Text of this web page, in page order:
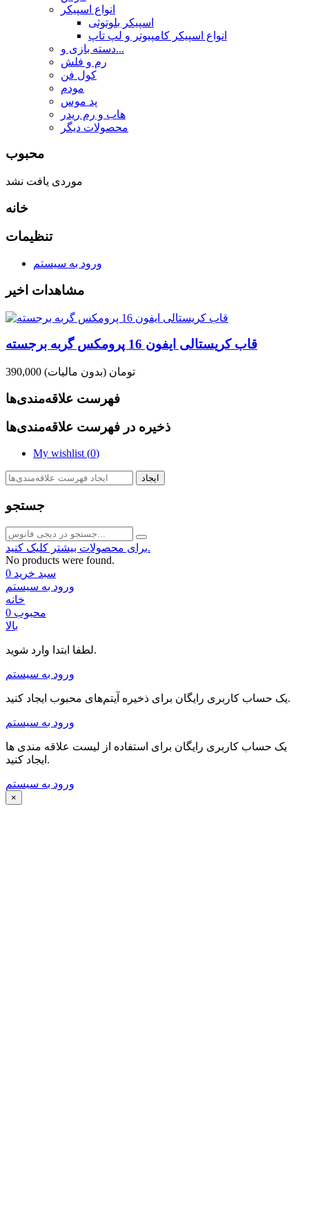
انواع اسپیکر
اسپیکر بلوتوثی
انواع اسپیکر کامپیوتر و لپ تاپ
دسته بازی و...
رم و فلش
کول فن
مودم
پد موس
هاب و رم ریدر
محصولات دیگر
محبوب
موردی یافت نشد
خانه
تنظیمات
ورود به سیستم
مشاهدات اخیر
قاب کریستالی ایفون 16 پرومکس گربه برجسته
390,000 تومان (بدون مالیات)
فهرست علاقه‌مندی‌ها
ذخیره در فهرست علاقه‌مندی‌ها
My wishlist (0)
ایجاد
جستجو
برای محصولات بیشتر کلیک کنید.
No products were found.
سبد خرید 0
ورود به سیستم
خانه
محبوب 0
بالا
لطفا ابتدا وارد شوید.
ورود به سیستم
یک حساب کاربری رایگان برای ذخیره آیتم‌های محبوب ایجاد کنید.
ورود به سیستم
یک حساب کاربری رایگان برای استفاده از لیست علاقه مندی ها
ایجاد کنید.
ورود به سیستم
×